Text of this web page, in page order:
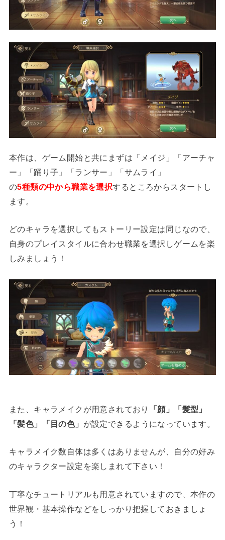
本作は、ゲーム開始と共にまずは「メイジ」「アーチャ
ー」「踊り子」「ランサー」「サムライ」
の5種類の中から職業を選択するところからスタートし
ます。
どのキャラを選択してもストーリー設定は同じなので、
自身のプレイスタイルに合わせ職業を選択しゲームを楽
しみましょう！
また、キャラメイクが用意されており
「顔」「髪型」
「髪色」「目の色」 が設定できるようになっています。
キャラメイク数自体は多くはありませんが、自分の好み
のキャラクター設定を楽しまれて下さい！
丁寧なチュートリアルも用意されていますので、本作の
世界観・基本操作などをしっかり把握しておきましょ
う！